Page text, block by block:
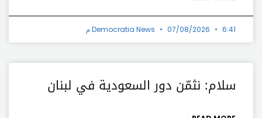
Democratia News 07/08/2026 6:41 م
سلام: نثمّن دور السعودية في لبنان